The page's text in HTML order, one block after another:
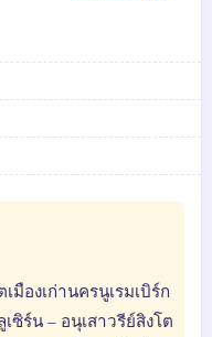
มืองเก่านครนูเรมเบิร์ก
ซิร์น – อนุเสาวรีย์สิงโต